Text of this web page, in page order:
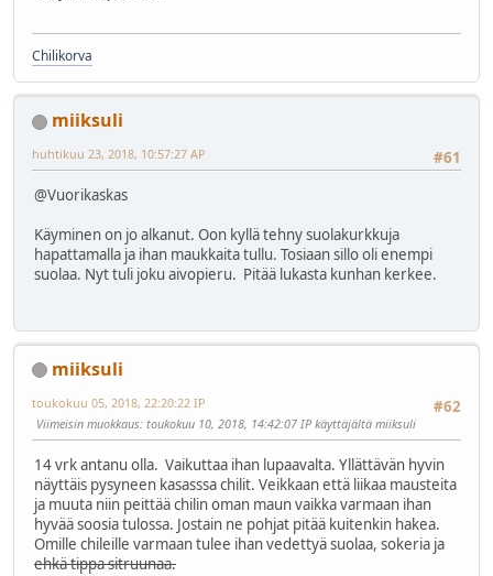
Chilikorva
miiksuli
#61
huhtikuu 23, 2018, 10:57:27 AP
@Vuorikaskas
Käyminen on jo alkanut. Oon kyllä tehny suolakurkkuja
hapattamalla ja ihan maukkaita tullu. Tosiaan sillo oli enempi
suolaa. Nyt tuli joku aivopieru. Pitää lukasta kunhan kerkee.
miiksuli
#62
toukokuu 05, 2018, 22:20:22 IP
Viimeisin muokkaus: toukokuu 10, 2018, 14:42:07 IP käyttäjältä miiksuli
14 vrk antanu olla. Vaikuttaa ihan lupaavalta. Yllättävän hyvin
näyttäis pysyneen kasasssa chilit. Veikkaan että liikaa mausteita
ja muuta niin peittää chilin oman maun vaikka varmaan ihan
hyvää soosia tulossa. Jostain ne pohjat pitää kuitenkin hakea.
Omille chileille varmaan tulee ihan vedettyä suolaa, sokeria ja
ehkä tippa sitruunaa.